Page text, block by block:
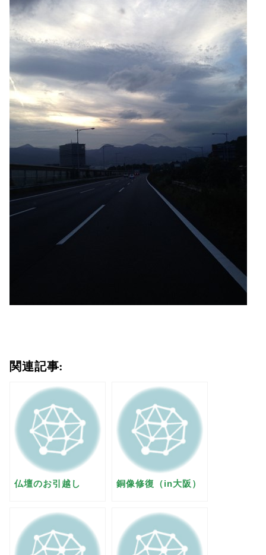
関連記事:
仏壇のお引越し 銅像修復（in大阪）